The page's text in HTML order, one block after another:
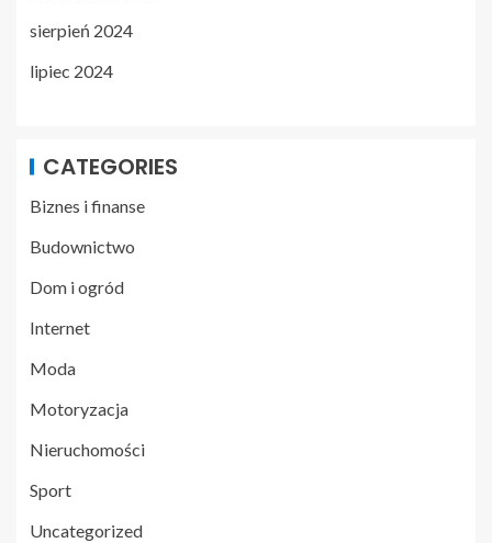
sierpień 2024
lipiec 2024
CATEGORIES
Biznes i finanse
Budownictwo
Dom i ogród
Internet
Moda
Motoryzacja
Nieruchomości
Sport
Uncategorized